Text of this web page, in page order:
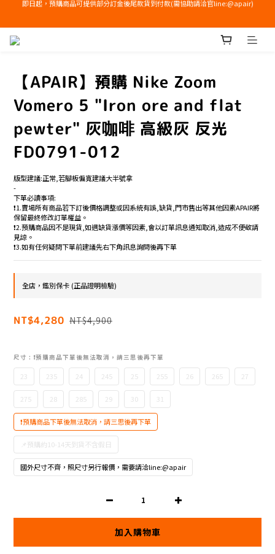
【APAIR】預購 Nike Zoom
Vomero 5 "Iron ore and flat
pewter" 灰咖啡 高級灰 反光
FD0791-012
版型建議:正常,若腳板偏寬建議大半號拿
-
下單必讀事項:
❗️1.賣場所有商品若下訂後價格調整或因系統有誤,缺貨,門市售出等其他因素APAIR將
保留最終修改訂單權益。
❗️2.預購商品因不是現貨,如遇缺貨漲價等因素,會以訂單訊息通知取消,造成不便敬請
見諒。
❗️3.如有任何疑問下單前建議先右下角訊息詢問後再下單
全店，鑑別保卡 (正品證明檢驗)
NT$4,280 NT$4,900
尺寸 : ❗預購商品下單後無法取消，請三思後再下單
23 235 24 245 25 255 26 265 27
275 28 285 29 30 31
❗預購商品下單後無法取消，請三思後再下單
📌預購約10-14天到貨不含假日
國外尺寸不齊，照尺寸另行報價，需要請洽line:@apair
加入購物車